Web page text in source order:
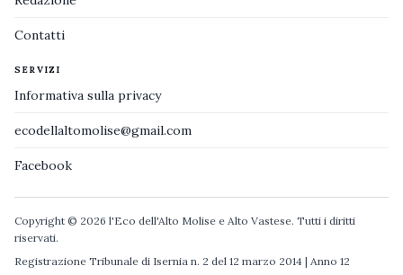
Contatti
SERVIZI
Informativa sulla privacy
ecodellaltomolise@gmail.com
Facebook
Copyright © 2026 l'Eco dell'Alto Molise e Alto Vastese. Tutti i diritti
riservati.
Registrazione Tribunale di Isernia n. 2 del 12 marzo 2014 | Anno 12